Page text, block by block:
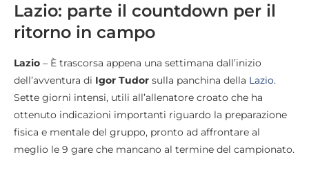
Lazio: parte il countdown per il
ritorno in campo
Lazio – È trascorsa appena una settimana dall’inizio
dell’avventura di Igor Tudor sulla panchina della Lazio.
Sette giorni intensi, utili all’allenatore croato che ha
ottenuto indicazioni importanti riguardo la preparazione
fisica e mentale del gruppo, pronto ad affrontare al
meglio le 9 gare che mancano al termine del campionato.